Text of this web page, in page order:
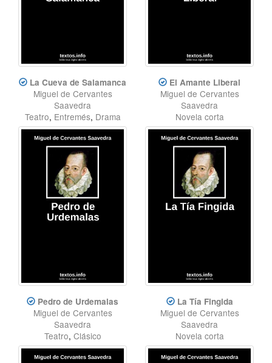
La Cueva de Salamanca
Miguel de Cervantes
Saavedra
Teatro, Entremés, Drama
El Amante Liberal
Miguel de Cervantes
Saavedra
Novela corta
Pedro de Urdemalas
Miguel de Cervantes
Saavedra
Teatro, Clásico
La Tía Fingida
Miguel de Cervantes
Saavedra
Novela corta